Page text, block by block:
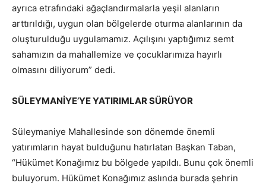
ayrıca etrafındaki ağaçlandırmalarla yeşil alanların
arttırıldığı, uygun olan bölgelerde oturma alanlarının da
oluşturulduğu uygulamamız. Açılışını yaptığımız semt
sahamızın da mahallemize ve çocuklarımıza hayırlı
olmasını diliyorum” dedi.
SÜLEYMANİYE’YE YATIRIMLAR SÜRÜYOR
Süleymaniye Mahallesinde son dönemde önemli
yatırımların hayat bulduğunu hatırlatan Başkan Taban,
“Hükümet Konağımız bu bölgede yapıldı. Bunu çok önemli
buluyorum. Hükümet Konağımız aslında burada şehrin